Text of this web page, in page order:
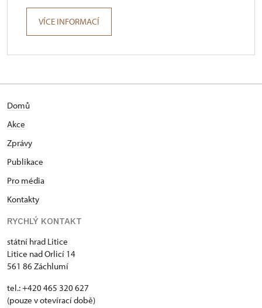
VÍCE INFORMACÍ
Domů
Akce
Zprávy
Publikace
Pro média
Kontakty
RYCHLÝ KONTAKT
státní hrad Litice
Litice nad Orlicí 14
561 86 Záchlumí
tel.: +420 465 320 627
(pouze v otevírací době)